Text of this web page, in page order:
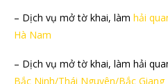
– Dịch vụ mở tờ khai, làm hải
Hà Nam
– Dịch vụ mở tờ khai, làm hải
Bắc Ninh/Thái Nguyên/Bắc Giang